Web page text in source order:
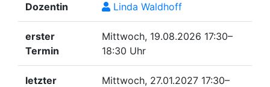
Dozentin Linda Waldhoff
erster
Termin
Mittwoch, 19.08.2026 17:30–
18:30 Uhr
letzter
Mittwoch, 27.01.2027 17:30–